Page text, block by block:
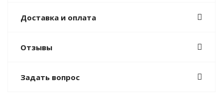
Доставка и оплата
Отзывы
Задать вопрос